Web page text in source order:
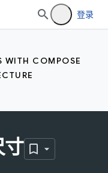
登录
WITH COMPOSE
寸